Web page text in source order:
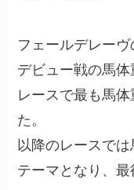
フェールデレー
デビュー戦の馬
レースで最も馬
た。
以降のレースで
テーマとなり、最